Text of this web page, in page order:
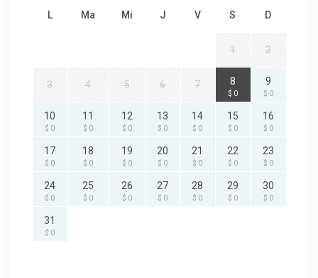
L Ma Mi J V S D
1 2
3 4 5 6 7 8
$ 0
9
$ 0
10
$ 0
11
$ 0
12
$ 0
13
$ 0
14
$ 0
15
$ 0
16
$ 0
17
$ 0
18
$ 0
19
$ 0
20
$ 0
21
$ 0
22
$ 0
23
$ 0
24
$ 0
25
$ 0
26
$ 0
27
$ 0
28
$ 0
29
$ 0
30
$ 0
31
$ 0